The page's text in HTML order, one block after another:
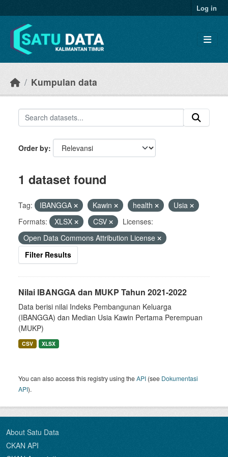
Log in
Kumpulan data
Order by
1 dataset found
Tag: IBANGGA Kawin health
Usia
Formats:
XLSX CSV
Licenses:
Open Data Commons Attribution License
Filter Results
Nilai IBANGGA dan MUKP Tahun 2021-2022
Data berisi nilai Indeks Pembangunan Keluarga
(IBANGGA) dan Median Usia Kawin Pertama Perempuan
(MUKP)
CSV XLSX
You can also access this registry using theAPI (see Dokumentasi
API).
About Satu Data
CKAN API